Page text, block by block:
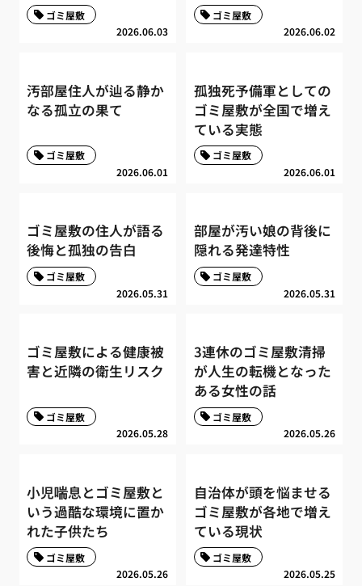
2026.06.03
ゴミ屋敷
2026.06.02
ゴミ屋敷
汚部屋住人が辿る静か
なる孤立の果て
2026.06.01
ゴミ屋敷
孤独死予備軍としての
ゴミ屋敷が全国で増え
ている実態
2026.06.01
ゴミ屋敷
ゴミ屋敷の住人が語る
後悔と孤独の告白
2026.05.31
ゴミ屋敷
部屋が汚い娘の背後に
隠れる発達特性
2026.05.31
ゴミ屋敷
ゴミ屋敷による健康被
害と近隣の衛生リスク
2026.05.28
ゴミ屋敷
3連休のゴミ屋敷清掃
が人生の転機となった
ある女性の話
2026.05.26
ゴミ屋敷
小児喘息とゴミ屋敷と
いう過酷な環境に置か
れた子供たち
2026.05.26
ゴミ屋敷
自治体が頭を悩ませる
ゴミ屋敷が各地で増え
ている現状
2026.05.25
ゴミ屋敷